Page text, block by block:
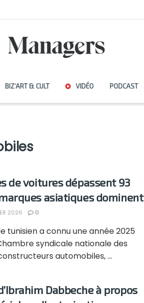
BIZ’ART & CULT VIDÉO PODCAST
de voitures dépassent 93
asiatiques dominent
2026 0
tunisien a connu une année 2025
syndicale nationale des
automobiles, ...
Dabbeche à propos